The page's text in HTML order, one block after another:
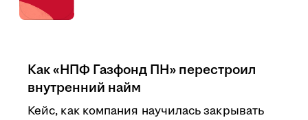
Как «НПФ Газфонд ПН» перестроил
внутренний найм
Кейс, как компания научилась закрывать